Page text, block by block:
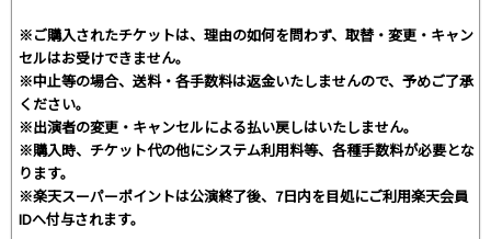
※ご購入されたチケットは、理由の如何を問わず、取替・変更・キャン
セルはお受けできません。
※中止等の場合、送料・各手数料は返金いたしませんので、予めご了承
ください。
※出演者の変更・キャンセルによる払い戻しはいたしません。
※購入時、チケット代の他にシステム利用料等、各種手数料が必要とな
ります。
※楽天スーパーポイントは公演終了後、7日内を目処にご利用楽天会員
IDへ付与されます。